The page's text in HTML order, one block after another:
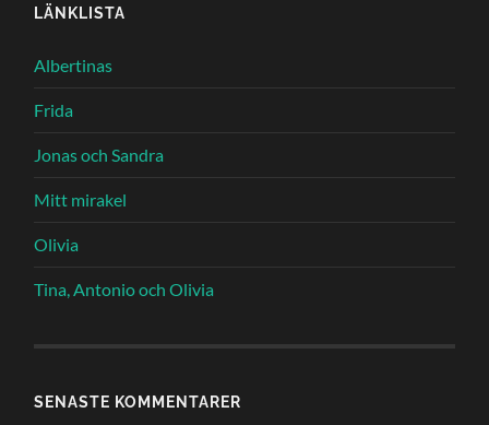
LÄNKLISTA
Albertinas
Frida
Jonas och Sandra
Mitt mirakel
Olivia
Tina, Antonio och Olivia
SENASTE KOMMENTARER